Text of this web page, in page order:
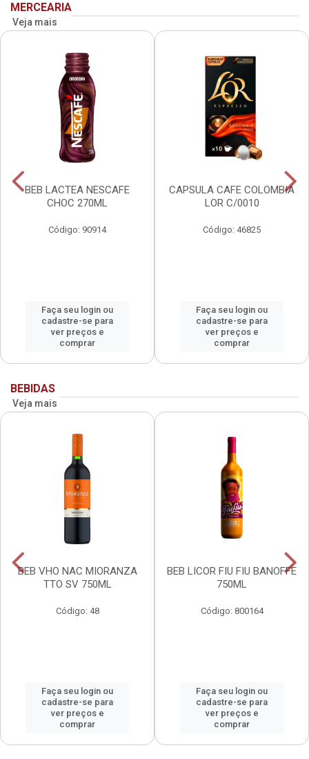
MERCEARIA
Veja mais
BEB LACTEA NESCAFE
CHOC 270ML
Código: 90914
Faça seu login ou
cadastre-se para
ver preços e
comprar
CAPSULA CAFE COLOMBIA
LOR C/0010
Código: 46825
Faça seu login ou
cadastre-se para
ver preços e
comprar
BEBIDAS
Veja mais
BEB VHO NAC MIORANZA
TTO SV 750ML
Código: 48
Faça seu login ou
cadastre-se para
ver preços e
comprar
BEB LICOR FIU FIU BANOFFE
750ML
Código: 800164
Faça seu login ou
cadastre-se para
ver preços e
comprar